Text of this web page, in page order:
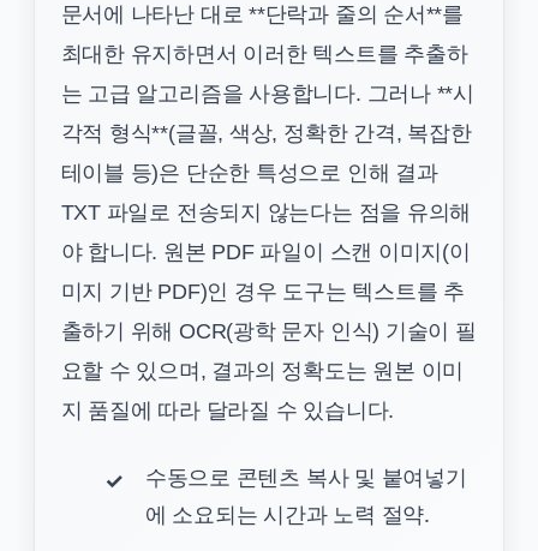
문서에 나타난 대로 **단락과 줄의 순서**를
최대한 유지하면서 이러한 텍스트를 추출하
는 고급 알고리즘을 사용합니다. 그러나 **시
각적 형식**(글꼴, 색상, 정확한 간격, 복잡한
테이블 등)은 단순한 특성으로 인해 결과
TXT 파일로 전송되지 않는다는 점을 유의해
야 합니다. 원본 PDF 파일이 스캔 이미지(이
미지 기반 PDF)인 경우 도구는 텍스트를 추
출하기 위해 OCR(광학 문자 인식) 기술이 필
요할 수 있으며, 결과의 정확도는 원본 이미
지 품질에 따라 달라질 수 있습니다.
수동으로 콘텐츠 복사 및 붙여넣기
에 소요되는 시간과 노력 절약.